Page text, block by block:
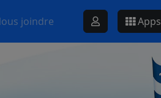
joindre Apps